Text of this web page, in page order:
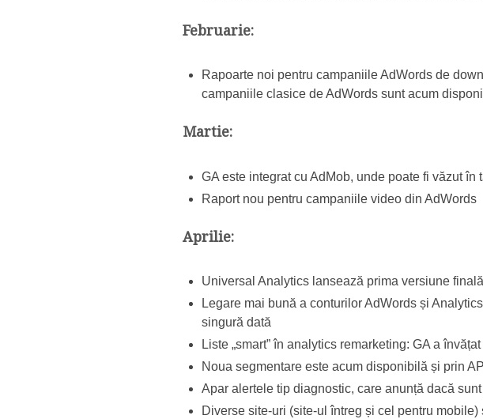
Februarie:
Rapoarte noi pentru campaniile AdWords de
campaniile clasice de AdWords sunt acum
Martie:
GA este integrat cu AdMob, unde poate fi văzut în
Raport nou pentru campaniile video din AdWords
Aprilie:
Universal Analytics lansează prima versiune
Legare mai bună a conturilor AdWords și
singură dată
Liste „smart” în analytics remarketing: GA a
Noua segmentare este acum disponibilă și prin
Apar alertele tip diagnostic, care anunță dacă
Diverse site-uri (site-ul întreg și cel pentru